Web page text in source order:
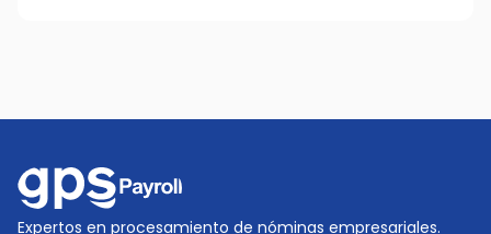
Expertos en procesamiento de nóminas empresariales.